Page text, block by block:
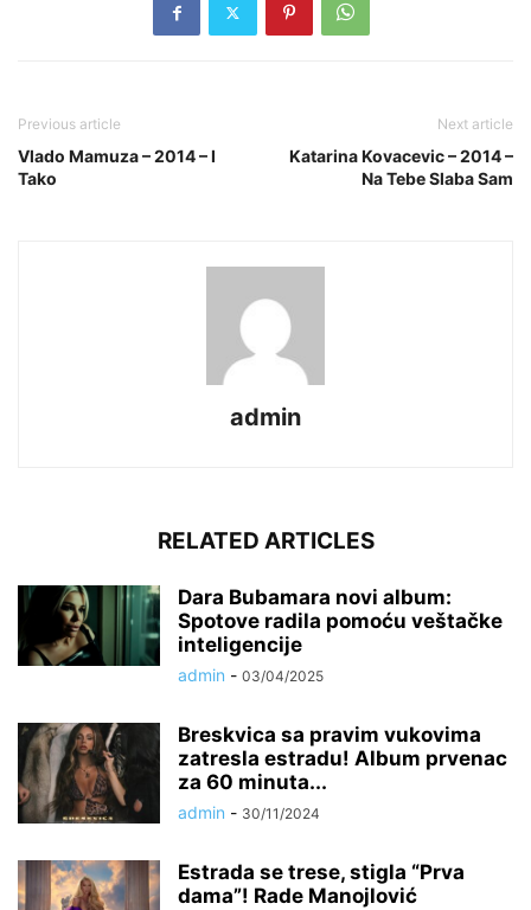
Previous article
Vlado Mamuza – 2014 – I
Tako
Next article
Katarina Kovacevic – 2014 –
Na Tebe Slaba Sam
admin
RELATED ARTICLES
Dara Bubamara novi album:
Spotove radila pomoću veštačke
inteligencije
admin - 03/04/2025
Breskvica sa pravim vukovima
zatresla estradu! Album prvenac
za 60 minuta...
admin - 30/11/2024
Estrada se trese, stigla “Prva
dama”! Rade Manojlović